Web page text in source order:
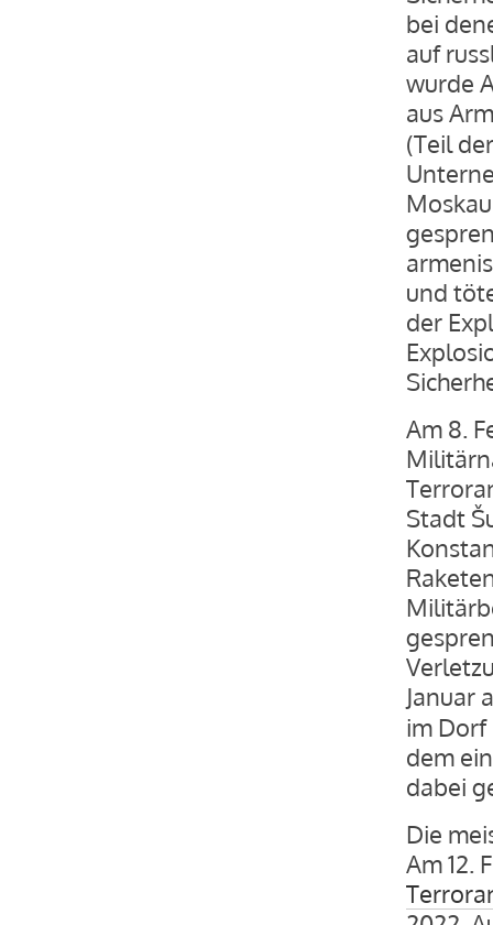
bei
auf
wurde
aus
(Teil
und
der
Am 8.
Stadt
Januar
im Dorf
dem
dabei
Die
Am 12.